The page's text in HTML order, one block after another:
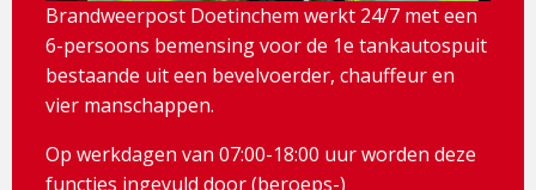
Brandweerpost Doetinchem werkt 24/7 met een
6-persoons bemensing voor de 1e tankautospuit
bestaande uit een bevelvoerder, chauffeur en
vier manschappen.
Op werkdagen van 07:00-18:00 uur worden deze
functies ingevuld door (beroeps-)